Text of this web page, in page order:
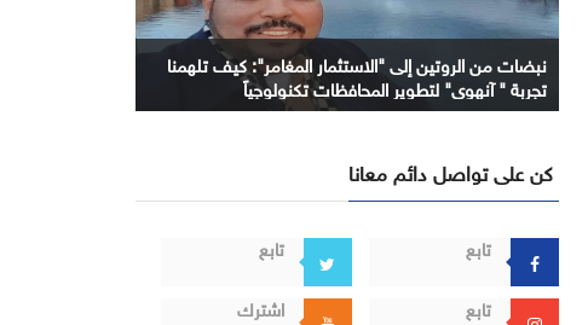
نبضات من الروتين إلى "الاستثمار المغامر": كيف تلهمنا
تجربة " آنهوي" لتطوير المحافظات تكنولوجياً
كن على تواصل دائم معانا
تابع
تابع
تابع
اشترك